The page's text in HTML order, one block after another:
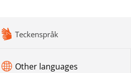
Teckenspråk
Other languages